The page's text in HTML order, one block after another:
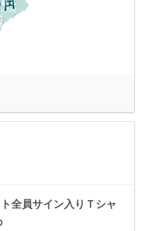
全員サイン入りＴシャ